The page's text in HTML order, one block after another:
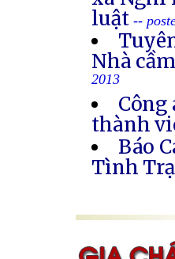
luật--
Nhà
2013
thành
Báo
Tình